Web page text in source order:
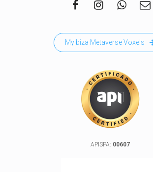
MyIbiza Metaverse Voxels
APISPA: 00607